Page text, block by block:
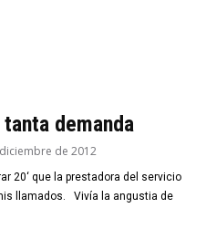
demanda
de 2012
20‘ que la prestadora del servicio
llamados. Vivía la angustia de